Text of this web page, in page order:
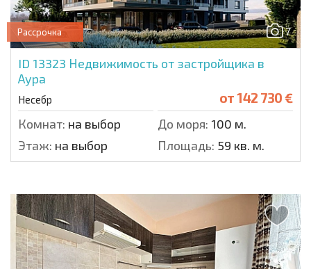
7
Рассрочка
ID 13323 Недвижимость от застройщика в
Аура
Несебр от142 730 €
Комнат: на выбор До моря: 100 м.
Этаж: на выбор Площадь: 59 кв. м.